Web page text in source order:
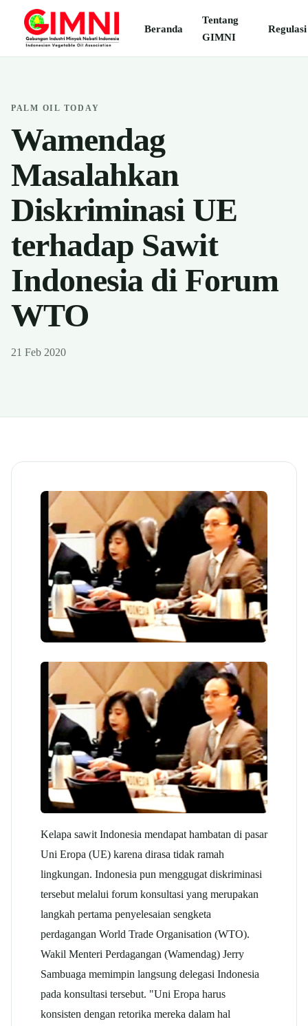
Beranda
Tentang
GIMNI
Regulasi
PALM OIL TODAY
Wamendag
Masalahkan
Diskriminasi UE
terhadap Sawit
Indonesia di Forum
WTO
21 Feb 2020
Kelapa sawit Indonesia mendapat hambatan di pasar
Uni Eropa (UE) karena dirasa tidak ramah
lingkungan. Indonesia pun menggugat diskriminasi
tersebut melalui forum konsultasi yang merupakan
langkah pertama penyelesaian sengketa
perdagangan World Trade Organisation (WTO).
Wakil Menteri Perdagangan (Wamendag) Jerry
Sambuaga memimpin langsung delegasi Indonesia
pada konsultasi tersebut. "Uni Eropa harus
konsisten dengan retorika mereka dalam hal